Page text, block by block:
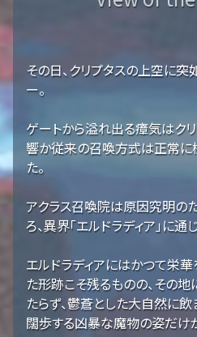
その日、クリプタスの上空に
ー。
ゲートから溢れ出る瘴気はク
響か従来の召喚方式は正常に
た。
アクラス召喚院は原因究明の
ろ、異界「エルドラディア」に
エルドラディアにはかつて栄
た形跡こそ残るものの、その
たらず、鬱蒼とした大自然に
闊歩する凶暴な魔物の姿だけ